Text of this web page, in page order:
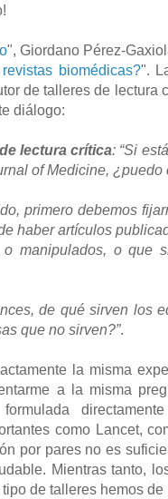
", Giordano Pérez-
biomédicas?".
de talleres de lectura
diálogo:
lectura crítica: “Si
of Medicine, ¿puedo
primero debemos
haber artículos
manipulados, o que
de qué sirven los
que no sirven?”.
la misma
a la misma
como Lancet,
por pares no es
Mientras tanto,
de talleres hemos